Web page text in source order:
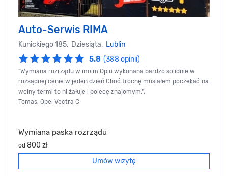
Auto-Serwis RIMA
Kunickiego 185, Dziesiąta, Lublin
5.8 (388 opinii)
"Wymiana rozrządu w moim Oplu wykonana bardzo solidnie w
rozsądnej cenie w jeden dzień.Choć trochę musiałem poczekać na
wolny termi to ni żałuje i polecę znajomym.",
Tomas, Opel Vectra C
Wymiana paska rozrządu
od 800 zł
Umów wizytę